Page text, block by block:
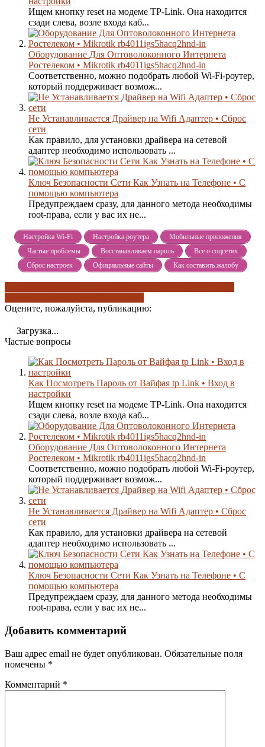
Ищем кнопку reset на модеме TP-Link. Она находится
сзади слева, возле входа каб...
Оборудование Для Оптоволоконного Интернета
Ростелеком • Mikrotik rb4011igs5hacq2hnd-in
Соответственно, можно подобрать любой Wi-Fi-роутер,
который поддерживает возмож...
Не Устанавливается Драйвер на Wifi Адаптер • Сброс
сети
Как правило, для установки драйвера на сетевой
адаптер необходимо использовать ...
Ключ Безопасности Сети Как Узнать на Телефоне • С
помощью компьютера
Предупреждаем сразу, для данного метода необходимы
root-права, если у вас их не...
Настройка Wi-Fi Настройка роутера
Мобильные приложения
Частые проблемы
Восстанавливаем пароль
Все о соцсетях
Сброс настроек
Официальные сайты Как составить жалобу
Оцените, пожалуйста, публикацию:
Загрузка...
Частые вопросы
Как Посмотреть Пароль от Вайфая tp Link • Вход в
настройки
Ищем кнопку reset на модеме TP-Link. Она находится
сзади слева, возле входа каб...
Оборудование Для Оптоволоконного Интернета
Ростелеком • Mikrotik rb4011igs5hacq2hnd-in
Соответственно, можно подобрать любой Wi-Fi-роутер,
который поддерживает возмож...
Не Устанавливается Драйвер на Wifi Адаптер • Сброс
сети
Как правило, для установки драйвера на сетевой
адаптер необходимо использовать ...
Ключ Безопасности Сети Как Узнать на Телефоне • С
помощью компьютера
Предупреждаем сразу, для данного метода необходимы
root-права, если у вас их не...
Добавить комментарий
Ваш адрес email не будет опубликован. Обязательные поля
помечены *
Комментарий *